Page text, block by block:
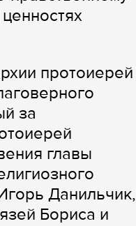
протоиерей
за
главы
Данильчик,
Бориса и